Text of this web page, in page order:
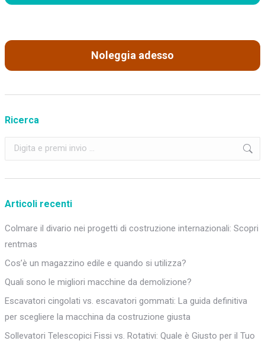
Noleggia adesso
Ricerca
Cerca:
Articoli recenti
Colmare il divario nei progetti di costruzione internazionali: Scopri
rentmas
Cos’è un magazzino edile e quando si utilizza?
Quali sono le migliori macchine da demolizione?
Escavatori cingolati vs. escavatori gommati: La guida definitiva
per scegliere la macchina da costruzione giusta
Sollevatori Telescopici Fissi vs. Rotativi: Quale è Giusto per il Tuo